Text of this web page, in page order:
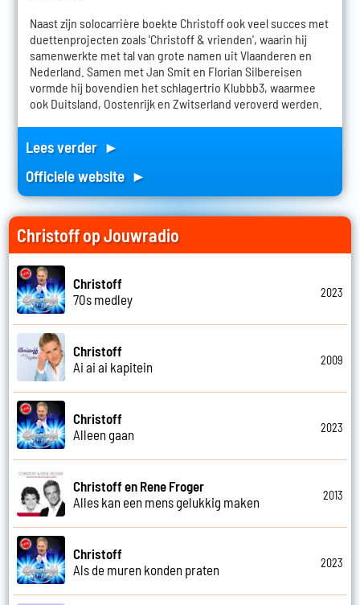
Naast zijn solocarrière boekte Christoff ook veel succes met
duettenprojecten zoals 'Christoff & vrienden', waarin hij
samenwerkte met tal van grote namen uit Vlaanderen en
Nederland. Samen met Jan Smit en Florian Silbereisen
vormde hij bovendien het schlagertrio Klubbb3, waarmee
ook Duitsland, Oostenrijk en Zwitserland veroverd werden.
Lees verder ►
Officiele website ►
Christoff op Jouwradio
Christoff
70s medley
2023
Christoff
Ai ai ai kapitein
2009
Christoff
Alleen gaan
2023
Christoff en Rene Froger
Alles kan een mens gelukkig maken
2013
Christoff
Als de muren konden praten
2023